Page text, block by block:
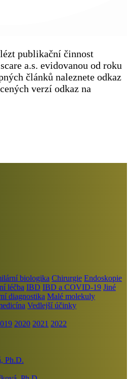
publikační činnost
a.s. evidovanou od roku
článků naleznete odkaz
verzí odkaz na
biologika Chirurgie Endoskopie
léčba IBD IBD a COVID-19 Jiné
diagnostika Malé molekuly
Vedlejší účinky
2020 2021 2022
Ph.D.